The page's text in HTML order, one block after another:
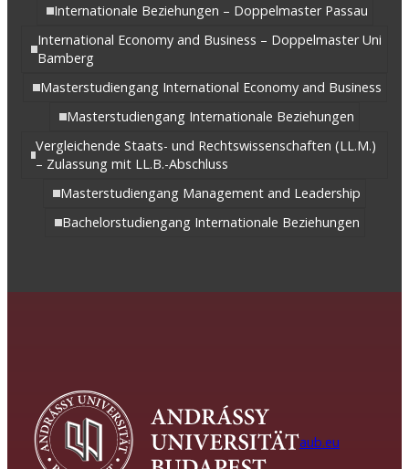
Internationale Beziehungen – Doppelmaster Passau
International Economy and Business – Doppelmaster Uni
Bamberg
Masterstudiengang International Economy and Business
Masterstudiengang Internationale Beziehungen
Vergleichende Staats- und Rechtswissenschaften (LL.M.)
– Zulassung mit LL.B.-Abschluss
Masterstudiengang Management and Leadership
Bachelorstudiengang Internationale Beziehungen
aub.eu